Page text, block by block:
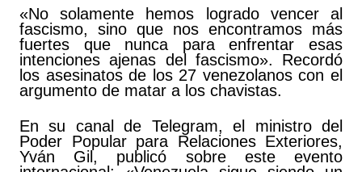
«No solamente hemos logrado vencer al
fascismo, sino que nos encontramos más
fuertes que nunca para enfrentar esas
intenciones ajenas del fascismo». Recordó
los asesinatos de los 27 venezolanos con el
argumento de matar a los chavistas.
En su canal de Telegram, el ministro del
Poder Popular para Relaciones Exteriores,
Yván Gil, publicó sobre este evento